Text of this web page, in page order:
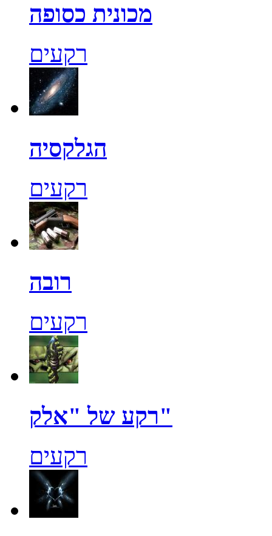
מכונית כסופה
רקעים
הגלקסיה
רקעים
רובה
רקעים
רקע של "אלק"
רקעים